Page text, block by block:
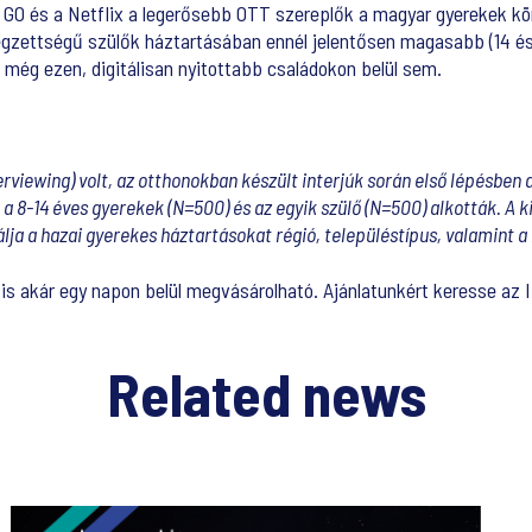
és a Netflix a legerősebb OTT szereplők a magyar gyerekek
szülők háztartásában ennél jelentősen magasabb (14
ezen, digitálisan nyitottabb családokon belül sem.
volt, az otthonokban készült interjúk során első
14 éves gyerekek (N=500) és az egyik szülő (N=500) alkották. A
a hazai gyerekes háztartásokat régió, településtípus, valamint
egy napon belül megvásárolható. Ajánlatunkért keresse
Related news